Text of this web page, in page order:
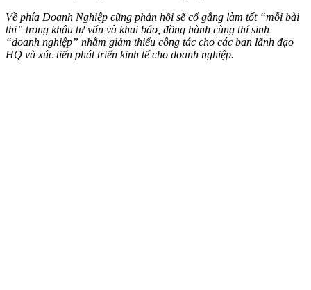
Về phía Doanh Nghiệp cũng phản hồi sẽ cố gắng làm tốt “mỗi bài
thi” trong khâu tư vấn và khai báo, đồng hành cùng thí sinh
“doanh nghiệp” nhằm giảm thiểu công tác cho các ban lãnh đạo
HQ và xúc tiến phát triển kinh tế cho doanh nghiệp.